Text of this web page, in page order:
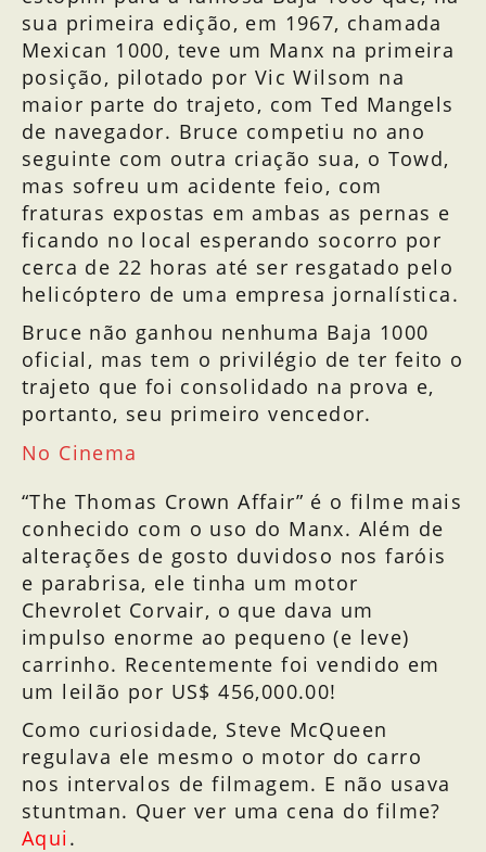
sua primeira edição, em 1967, chamada
Mexican 1000, teve um Manx na primeira
posição, pilotado por Vic Wilsom na
maior parte do trajeto, com Ted Mangels
de navegador. Bruce competiu no ano
seguinte com outra criação sua, o Towd,
mas sofreu um acidente feio, com
fraturas expostas em ambas as pernas e
ficando no local esperando socorro por
cerca de 22 horas até ser resgatado pelo
helicóptero de uma empresa jornalística.
Bruce não ganhou nenhuma Baja 1000
oficial, mas tem o privilégio de ter feito o
trajeto que foi consolidado na prova e,
portanto, seu primeiro vencedor.
Capa da Revista Hot Rod de 1966
Car and Driver de abril de 1967
Bruce e Ted Mangels
No livro Call to Baja, autografado
No Cinema
“The Thomas Crown Affair” é o filme mais
conhecido com o uso do Manx. Além de
alterações de gosto duvidoso nos faróis
e parabrisa, ele tinha um motor
Chevrolet Corvair, o que dava um
impulso enorme ao pequeno (e leve)
carrinho. Recentemente foi vendido em
um leilão por US$ 456,000.00!
Como curiosidade, Steve McQueen
regulava ele mesmo o motor do carro
nos intervalos de filmagem. E não usava
stuntman. Quer ver uma cena do filme?
Aqui .